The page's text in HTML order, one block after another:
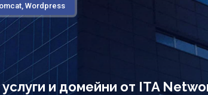
Wordpress
услуги и домейни от ITA